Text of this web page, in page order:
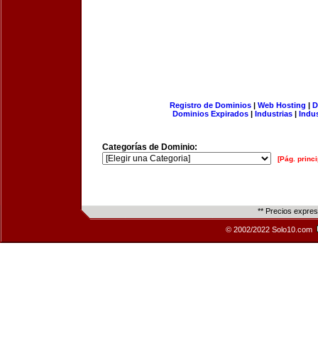
Registro de Dominios| Web Hosting |
Dominios Expirados | Industrias |
Categorías de Dominio:
[Pág.
** Precios
© 2002/2022 Solo10.com